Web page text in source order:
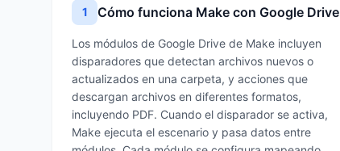
1 Cómo funciona Make con Google Drive
Los módulos de Google Drive de Make incluyen
disparadores que detectan archivos nuevos o
actualizados en una carpeta, y acciones que
descargan archivos en diferentes formatos,
incluyendo PDF. Cuando el disparador se activa,
Make ejecuta el escenario y pasa datos entre